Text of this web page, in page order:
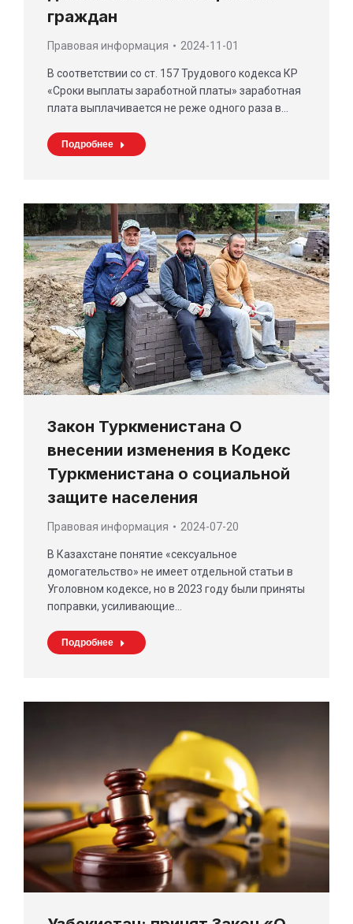
граждан
Правовая информация 2024-11-01
В соответствии со ст. 157 Трудового кодекса КР
«Сроки выплаты заработной платы» заработная
плата выплачивается не реже одного раза в…
Подробнее
Закон Туркменистана О
внесении изменения в Кодекс
Туркменистана о социальной
защите населения
Правовая информация 2024-07-20
В Казахстане понятие «сексуальное
домогательство» не имеет отдельной статьи в
Уголовном кодексе, но в 2023 году были приняты
поправки, усиливающие…
Подробнее